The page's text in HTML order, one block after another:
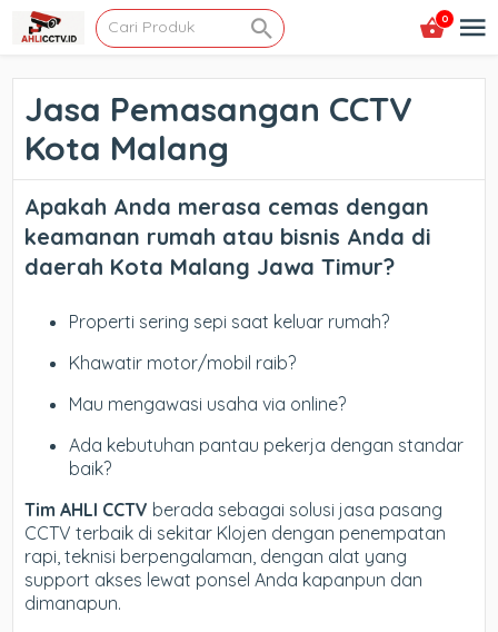
0
Jasa Pemasangan CCTV
Kota Malang
Apakah Anda merasa cemas dengan
keamanan rumah atau bisnis Anda di
daerah Kota Malang Jawa Timur?
Properti sering sepi saat keluar rumah?
Khawatir motor/mobil raib?
Mau mengawasi usaha via online?
Ada kebutuhan pantau pekerja dengan standar
baik?
Tim AHLI CCTV berada sebagai solusi jasa pasang
CCTV terbaik di sekitar Klojen dengan penempatan
rapi, teknisi berpengalaman, dengan alat yang
support akses lewat ponsel Anda kapanpun dan
dimanapun.